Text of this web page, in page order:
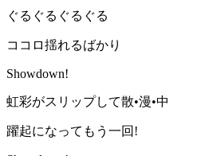
ぐるぐるぐるぐる
ココロ揺れるばかり
Showdown!
虹彩がスリップして散•漫•中
躍起になってもう一回!